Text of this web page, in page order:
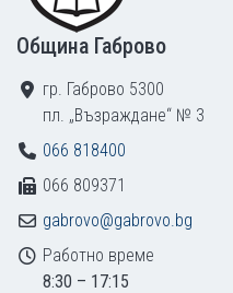
Община Габрово
гр. Габрово 5300
пл. „Възраждане“ № 3
066 818400
066 809371
gabrovo@gabrovo.bg
Работно време
8:30 – 17:15